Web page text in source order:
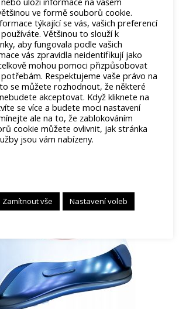
235mm x 223mm x 102mm
ANO
AC: 100~240V, 50/60 HZ | DC: 24V
přenášení a manipulaci s lampou
produkty
ve formě souborů cookie.
týkající se vás, vašich preferencí
Většinou to slouží k
aby fungovala podle vašich
vás zpravidla neidentifikují jako
mohou pomoci přizpůsobovat
Respektujeme vaše právo na
se můžete rozhodnout, že některé
akceptovat. Když kliknete na
se více a budete moci nastavení
ale na to, že zablokováním
cookie můžete ovlivnit, jak stránka
jsou vám nabízeny.
Zamítnout vše Nastavení voleb